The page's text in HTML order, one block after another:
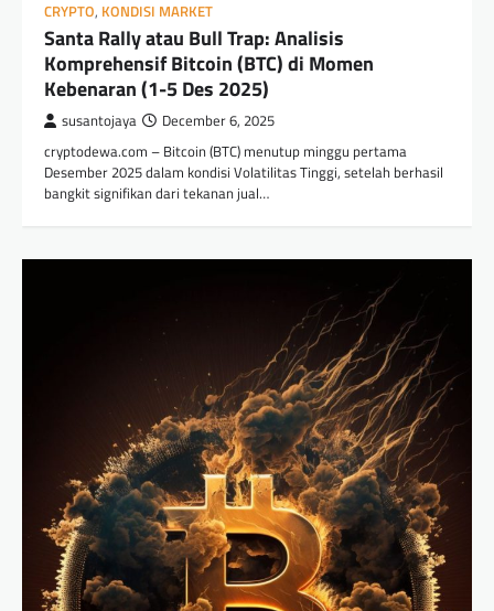
CRYPTO, KONDISI MARKET
Santa Rally atau Bull Trap: Analisis
Komprehensif Bitcoin (BTC) di Momen
Kebenaran (1-5 Des 2025)
susantojaya December 6, 2025
cryptodewa.com – Bitcoin (BTC) menutup minggu pertama
Desember 2025 dalam kondisi Volatilitas Tinggi, setelah berhasil
bangkit signifikan dari tekanan jual…